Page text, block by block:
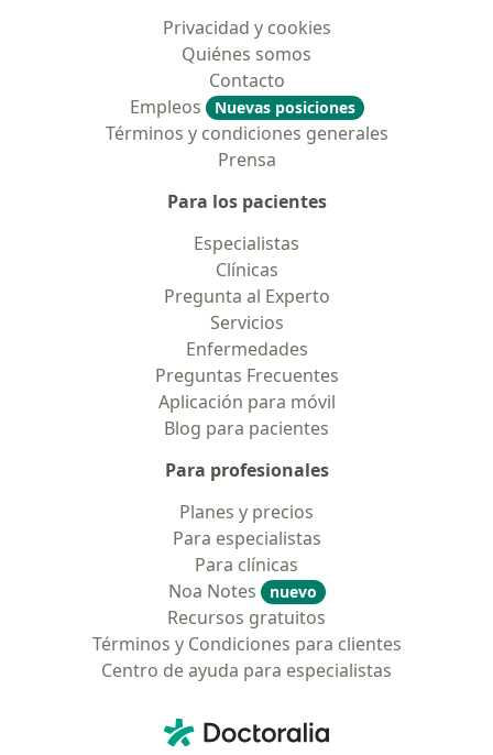
Privacidad y cookies
Quiénes somos
Contacto
Empleos
Nuevas posiciones
Términos y condiciones generales
Prensa
Para los pacientes
Especialistas
Clínicas
Pregunta al Experto
Servicios
Enfermedades
Preguntas Frecuentes
Aplicación para móvil
Blog para pacientes
Para profesionales
Planes y precios
Para especialistas
Para clínicas
Noa Notes
nuevo
Recursos gratuitos
Términos y Condiciones para clientes
Centro de ayuda para especialistas
Doctoralia - Página de inicio